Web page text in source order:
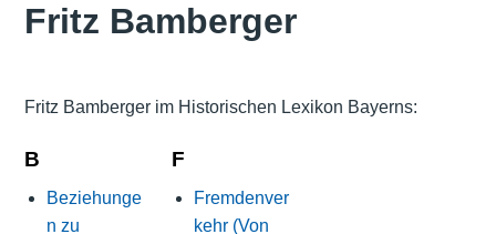
Fritz Bamberger
Fritz Bamberger im Historischen Lexikon Bayerns:
B
Beziehunge
n zu
F
Fremdenver
kehr (Von